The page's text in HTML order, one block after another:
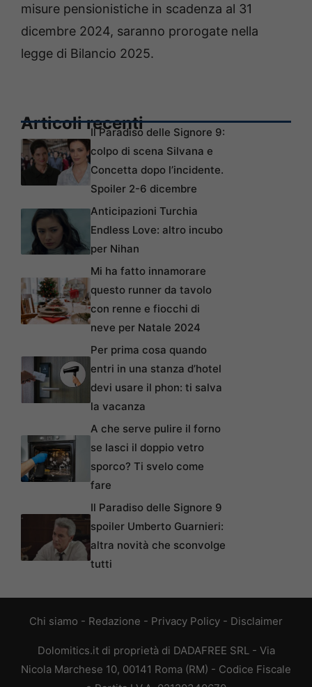
misure pensionistiche in scadenza al 31
dicembre 2024, saranno prorogate nella
legge di Bilancio 2025.
Articoli recentiIl Paradiso delle Signore 9:
colpo di scena Silvana e
Concetta dopo l’incidente.
Spoiler 2-6 dicembre
Anticipazioni Turchia
Endless Love: altro incubo
per Nihan
Mi ha fatto innamorare
questo runner da tavolo
con renne e fiocchi di
neve per Natale 2024
Per prima cosa quando
entri in una stanza d’hotel
devi usare il phon: ti salva
la vacanza
A che serve pulire il forno
se lasci il doppio vetro
sporco? Ti svelo come
fare
Il Paradiso delle Signore 9
spoiler Umberto Guarnieri:
altra novità che sconvolge
tutti
Chi siamo - Redazione - Privacy Policy - Disclaimer
Dolomitics.it di proprietà di DADAFREE SRL - Via
Nicola Marchese 10, 00141 Roma (RM) - Codice Fiscale